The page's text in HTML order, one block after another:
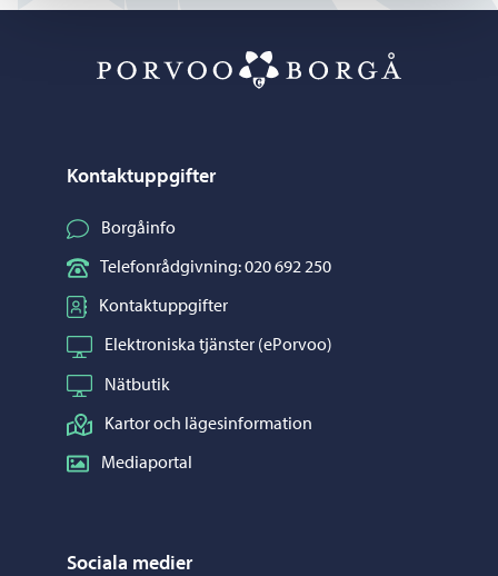
Kontaktuppgifter
Borgåinfo
Telefonrådgivning: 020 692 250
Kontaktuppgifter
Elektroniska tjänster (ePorvoo)
Nätbutik
Kartor och lägesinformation
Mediaportal
Sociala medier